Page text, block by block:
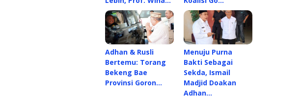
Adhan & Rusli
Bertemu: Torang
Bekeng Bae
Provinsi Goron…
Menuju Purna
Bakti Sebagai
Sekda, Ismail
Madjid Doakan
Adhan…